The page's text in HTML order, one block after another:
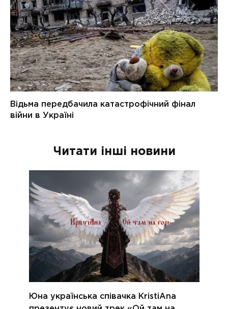
Читати інші новини
Юна українська співачка KristiAna